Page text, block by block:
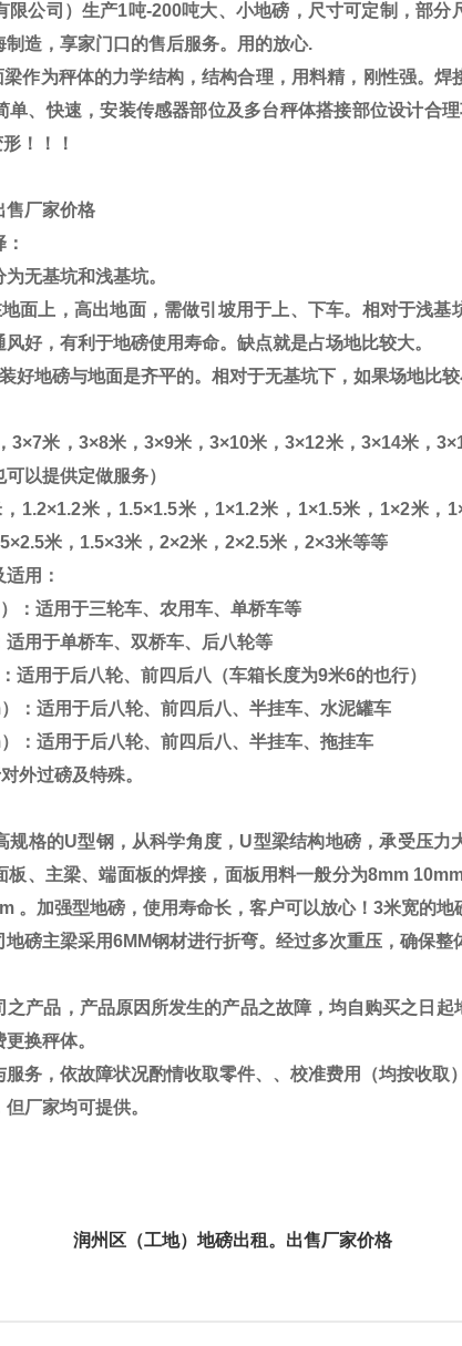
限公司）生产1吨-200吨大、小地磅，尺寸可定制，部分
造，享家门口的售后服务。用的放心.
梁作为秤体的力学结构，结构合理，用料精，刚性强。
、快速，安装传感器部位及多台秤体搭接部位设计合理
！！！
售厂家价格
无基坑和浅基坑。
面上，高出地面，需做引坡用于上、下车。相对于浅基
好，有利于地磅使用寿命。缺点就是占场地比较大。
好地磅与地面是齐平的。相对于无基坑下，如果场地比较
3×7米， 3×8米， 3×9米，3×10米，3×12米， 3×14米，3×
可以提供定做服务）
1.2×1.2米， 1.5×1.5米， 1×1.2米， 1×1.5米， 1×2米， 1
×2.5米， 1.5×3米，2×2米，2×2.5米，2×3米等等
用：
）：适用于三轮车、农用车、单桥车等
适用于单桥车、双桥车、后八轮等
适用于后八轮、前四后八（车箱长度为9米6的也行）
）：适用于后八轮、前四后八、半挂车、水泥罐车
）：适用于后八轮、前四后八、半挂车、拖挂车
外过磅及特殊。
规格的U型钢，从科学角度， U型梁结构地磅，承受压力
板、主梁、端面板的焊接，面板用料一般分为8mm
。加强型地磅，使用寿命长，客户可以放心！3米宽的地
地磅主梁采用6MM钢材进行折弯。经过多次重压，确保整
产品，产品原因所发生的产品之故障，均自购买之日
换秤体。
务，依故障状况酌情收取零件、、校准费用（均按收取）
厂家均可提供。
地磅出租。出售厂家价格